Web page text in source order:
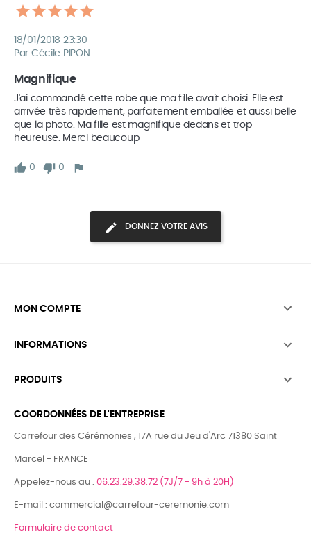
18/01/2018 23:30
Par Cécile PIPON
Magnifique
J'ai commandé cette robe que ma fille avait choisi. Elle est
arrivée très rapidement, parfaitement emballée et aussi belle
que la photo. Ma fille est magnifique dedans et trop
heureuse. Merci beaucoup
0 0
DONNEZ VOTRE AVIS
MON COMPTE 
INFORMATIONS 
PRODUITS 
COORDONNÉES DE L'ENTREPRISE
Carrefour des Cérémonies , 17A rue du Jeu d'Arc 71380 Saint
Marcel - FRANCE
Appelez-nous au : 06.23.29.38.72 (7J/7 - 9h à 20H)
E-mail : commercial@carrefour-ceremonie.com
Formulaire de contact